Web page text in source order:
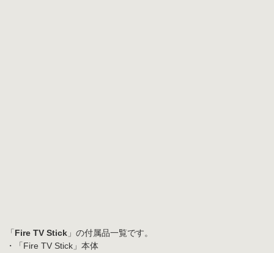
「 Fire TV Stick 」の付属品一覧です。
・「Fire TV Stick」本体